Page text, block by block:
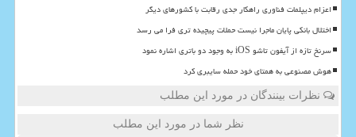
اعزام دیپلمات فناوری راهکار جدی رقابت با کشورهای دیگر
اختلال بانکی پایان ماجرا نیست حملات پیچیده تری فرا می رسد
سرنخ تازه از آیفون تاشو iOS به وجود دو باتری اشاره نمود
هوش مصنوعی به همتای خود حمله سایبری کرد
نظرات بینندگان در مورد این مطلب
نظر شما در مورد این مطلب